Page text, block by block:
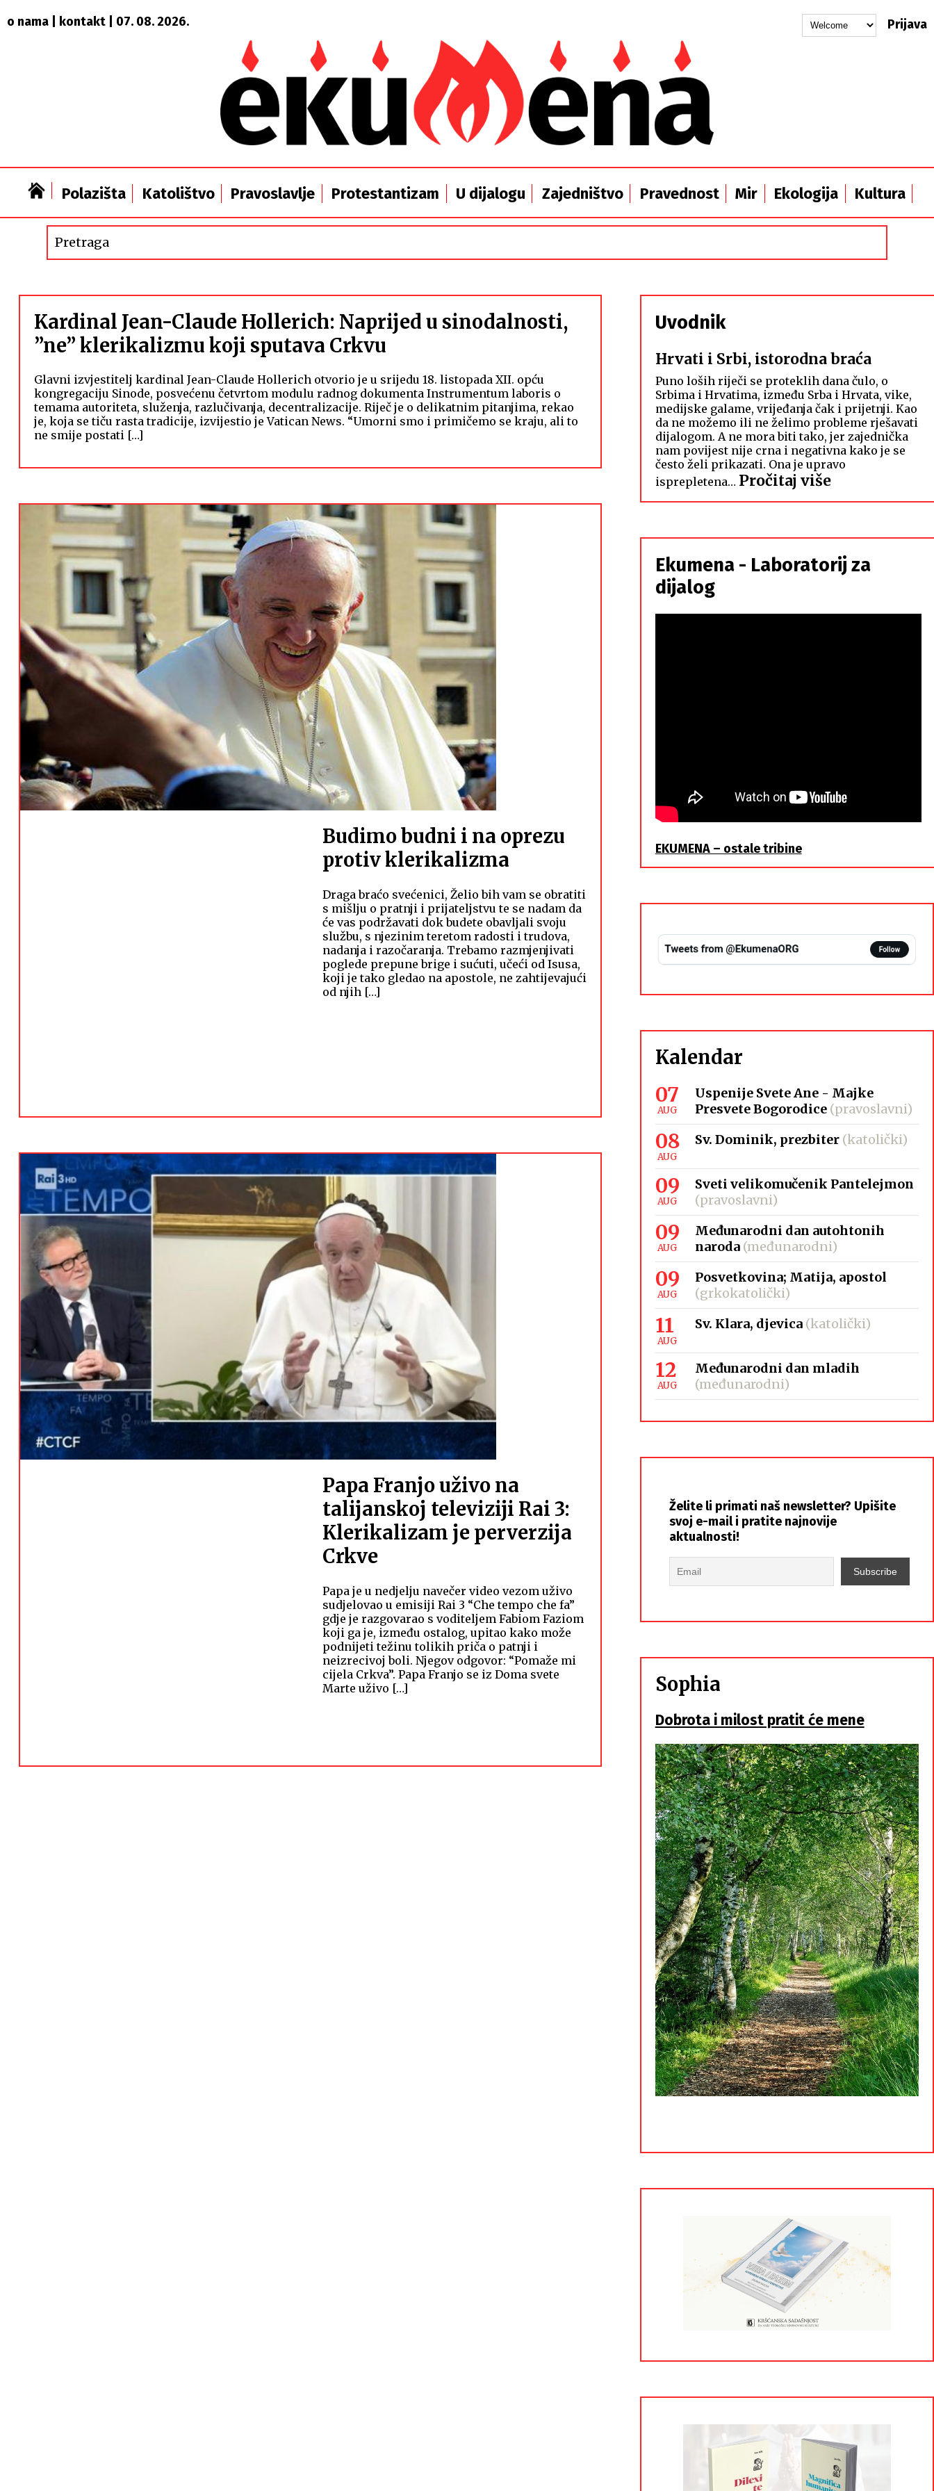
o nama kontakt | 07. 08. 2026. Prijava
Polazišta Katolištvo Pravoslavlje Protestantizam U dijalogu Zajedništvo Pravednost Mir Ekologija Kultura
Kardinal Jean-Claude Hollerich: Naprijed u sinodalnosti,
”ne” klerikalizmu koji sputava Crkvu
Glavni izvjestitelj kardinal Jean-Claude Hollerich otvorio je u srijedu 18. listopada XII. opću
kongregaciju Sinode, posvećenu četvrtom modulu radnog dokumenta Instrumentum laboris o
temama autoriteta, služenja, razlučivanja, decentralizacije. Riječ je o delikatnim pitanjima, rekao
je, koja se tiču rasta tradicije, izvijestio je Vatican News. “Umorni smo i primičemo se kraju, ali to
ne smije postati […]
Budimo budni i na oprezu
protiv klerikalizma
Draga braćo svećenici, Želio bih vam se obratiti
s mišlju o pratnji i prijateljstvu te se nadam da
će vas podržavati dok budete obavljali svoju
službu, s njezinim teretom radosti i trudova,
nadanja i razočaranja. Trebamo razmjenjivati
poglede prepune brige i sućuti, učeći od Isusa,
koji je tako gledao na apostole, ne zahtijevajući
od njih […]
Papa Franjo uživo na
talijanskoj televiziji Rai 3:
Klerikalizam je perverzija
Crkve
Papa je u nedjelju navečer video vezom uživo
sudjelovao u emisiji Rai 3 “Che tempo che fa”
gdje je razgovarao s voditeljem Fabiom Faziom
koji ga je, između ostalog, upitao kako može
podnijeti težinu tolikih priča o patnji i
neizrecivoj boli. Njegov odgovor: “Pomaže mi
cijela Crkva”. Papa Franjo se iz Doma svete
Marte uživo […]
Uvodnik
Hrvati i Srbi, istorodna braća
Puno loših riječi se proteklih dana čulo, o
Srbima i Hrvatima, između Srba i Hrvata, vike,
medijske galame, vrijeđanja čak i prijetnji. Kao
da ne možemo ili ne želimo probleme rješavati
dijalogom. A ne mora biti tako, jer zajednička
nam povijest nije crna i negativna kako je se
često želi prikazati. Ona je upravo
isprepletena… Pročitaj više:
Hrvati
Srbi,
istorodna
braća
Ekumena - Laboratorij za
dijalog
EKUMENA – ostale tribine
Kalendar
07
AUG
Uspenije Svete Ane - Majke
Presvete Bogorodice (pravoslavni)
08
AUG
Sv. Dominik, prezbiter (katolički)
09
AUG
Sveti velikomučenik Pantelejmon
(pravoslavni)
09
AUG
Međunarodni dan autohtonih
naroda (međunarodni)
09
AUG
Posvetkovina; Matija, apostol
(grkokatolički)
11
AUG
Sv. Klara, djevica (katolički)
12
AUG
Međunarodni dan mladih
(međunarodni)
Želite li primati naš newsletter? Upišite
svoj e-mail i pratite najnovije
aktualnosti!
Sophia
Dobrota i milost pratit će mene